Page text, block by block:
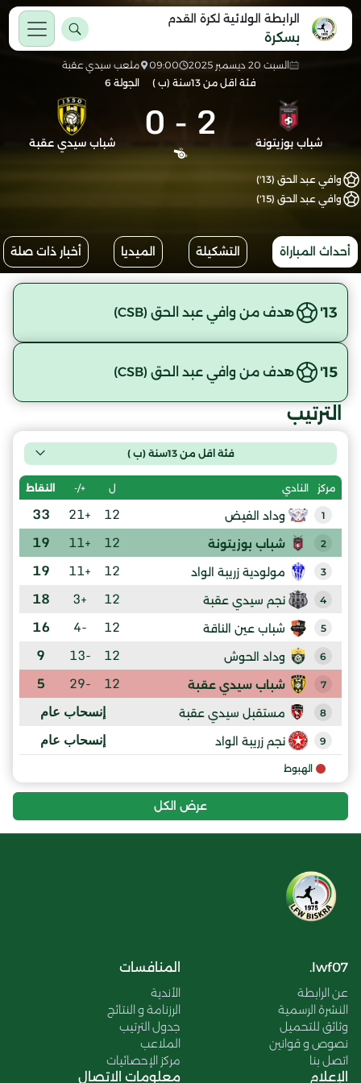
الرابطة الولائية لكرة القدم
بسكرة
السبت 20 ديسمبر 2025 09:00
ملعب سيدي عقبة
فئة اقل من 13سنة (ب )
الجولة 6
شباب بوزيتونة 2
-
0 شباب سيدي عقبة
وافي عبد الحق (13')
وافي عبد الحق (15')
أحداث المباراة التشكيلة الميديا أخبار ذات صلة
13' هدف من وافي عبد الحق (CSB)
15' هدف من وافي عبد الحق (CSB)
الترتيب
فئة اقل من 13سنة (ب )
مركز النادي ل +/- النقاط
1 وداد الفيض 12
+21
33
2 شباب بوزيتونة 12
+11
19
3 مولودية زريبة الواد 12
+11
19
4 نجم سيدي عقبة 12
+3
18
5 شباب عين الناقة 12
-4
16
6 وداد الحوش 12
-13
9
7 شباب سيدي عقبة 12
-29
5
8 مستقبل سيدي عقبة إنسحاب عام
9 نجم زريبة الواد إنسحاب عام
الهبوط
عرض الكل
lwf07.
عن الرابطة
النشرة الرسمية
وثائق للتحميل
نصوص و قوانين
اتصل بنا
المنافسات
الأندية
الرزنامة و النتائج
جدول الترتيب
الملاعب
مركز الإحصائيات
الإعلام معلومات الاتصال